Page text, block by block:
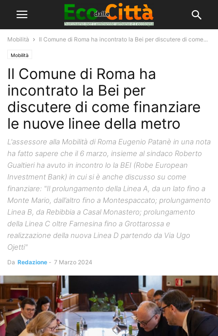
Mobilità Il Comune di Roma ha incontrato la Bei per discutere di come...
Mobilità
Il Comune di Roma ha
incontrato la Bei per
discutere di come finanziare
le nuove linee della metro
L'assessore alla Mobilità di Roma Eugenio Patanè in una nota
ha fatto sapere che il 6 marzo, insieme al sindaco Roberto
Gualtieri ha avuto in incontro lo la BEI (Robe European
Investment Bank) in cui si è anche discusso su come
finanziare: "Il prolungamento della Linea A, da un lato fino a
Monte Mario, dall’altro fino a Montespaccato; prolungamento
Linea B, da Rebibbia a Casal Monastero; prolungamento
della Linea C oltre Farnesina fino a Grottarossa e
realizzazione della nuova Linea D partendo da Via Ugo
Ojetti"
Da Redazione - 7 Marzo 2024